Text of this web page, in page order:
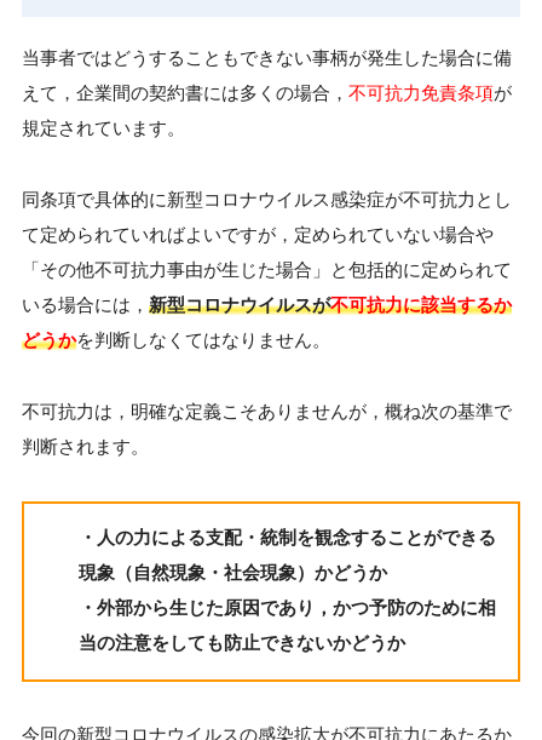
当事者ではどうすることもできない事柄が発生した場合に備
えて，企業間の契約書には多くの場合， 不可抗力免責条項が
規定されています。
同条項で具体的に新型コロナウイルス感染症が不可抗力とし
て定められていればよいですが，定められていない場合や
「その他不可抗力事由が生じた場合」と包括的に定められて
いる場合には， 新型コロナウイルスが不可抗力に該当するか
どうかを判断しなくてはなりません。
不可抗力は，明確な定義こそありませんが，概ね次の基準で
判断されます。
・人の力による支配・統制を観念することができる
現象（自然現象・社会現象）かどうか
・外部から生じた原因であり，かつ予防のために相
当の注意をしても防止できないかどうか
今回の新型コロナウイルスの感染拡大が不可抗力にあたるか